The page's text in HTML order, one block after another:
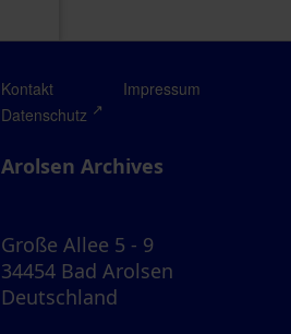
Kontakt
Impressum
Datenschutz
Arolsen Archives
Große Allee 5 - 9
34454 Bad Arolsen
Deutschland